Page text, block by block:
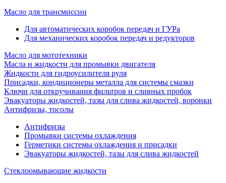
Масло для трансмиссии
Для автоматических коробок передач и ГУРа
Для механических коробок передач и редукторов
Масло для мототехники
Масла и жидкости для промывки двигателя
Жидкости для гидроусилителя руля
Присадки, кондиционеры металла для системы смазки
Ключи для откручивания фильтров и сливных пробок
Эвакуаторы жидкостей, тазы для слива жидкостей, воронки
Антифризы, тосолы
Антифризы
Промывки системы охлаждения
Герметики системы охлаждения и присадки
Эвакуаторы жидкостей, тазы для слива жидкостей
Стеклоомывающие жидкости